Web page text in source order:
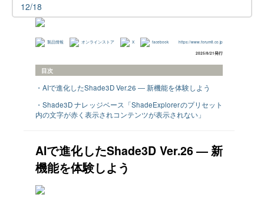
12/18
製品情報 オンラインストア X facebook https://www.forum8.co.jp
2025/8/21発行
目次
・AIで進化したShade3D Ver.26 ― 新機能を体験しよう
・Shade3D ナレッジベース「ShadeExplorerのプリセット
内の文字が赤く表示されコンテンツが表示されない」
AIで進化したShade3D Ver.26 ― 新
機能を体験しよう